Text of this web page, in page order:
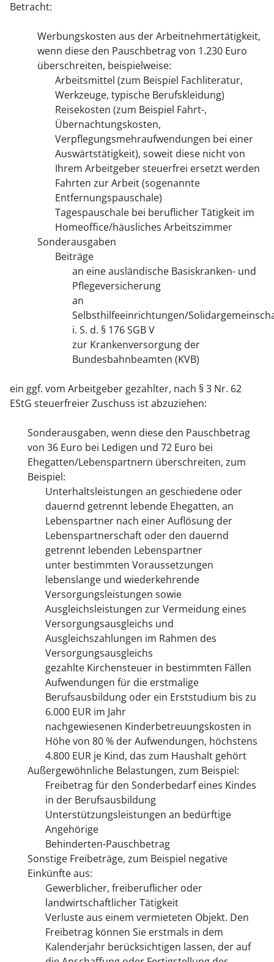
Betracht:
Werbungskosten aus der Arbeitnehmertätigkeit,
wenn diese den Pauschbetrag von 1.230 Euro
überschreiten, beispielweise:
Arbeitsmittel (zum Beispiel Fachliteratur,
Werkzeuge, typische Berufskleidung)
Reisekosten (zum Beispiel Fahrt-,
Übernachtungskosten,
Verpflegungsmehraufwendungen bei einer
Auswärtstätigkeit), soweit diese nicht von
Ihrem Arbeitgeber steuerfrei ersetzt werden
Fahrten zur Arbeit (sogenannte
Entfernungspauschale)
Tagespauschale bei beruflicher Tätigkeit im
Homeoffice/häusliches Arbeitszimmer
Sonderausgaben
Beiträge
an eine ausländische Basiskranken- und
Pflegeversicherung
an
Selbsthilfeeinrichtungen/
i. S. d. § 176 SGB V
zur Krankenversorgung der
Bundesbahnbeamten (KVB)
ein ggf. vom Arbeitgeber gezahlter, nach § 3 Nr. 62
EStG steuerfreier Zuschuss ist abzuziehen:
Sonderausgaben, wenn diese den Pauschbetrag
von 36 Euro bei Ledigen und 72 Euro bei
Ehegatten/Lebenspartnern überschreiten, zum
Beispiel:
Unterhaltsleistungen an geschiedene oder
dauernd getrennt lebende Ehegatten, an
Lebenspartner nach einer Auflösung der
Lebenspartnerschaft oder den dauernd
getrennt lebenden Lebenspartner
unter bestimmten Voraussetzungen
lebenslange und wiederkehrende
Versorgungsleistungen sowie
Ausgleichsleistungen zur Vermeidung eines
Versorgungsausgleichs und
Ausgleichszahlungen im Rahmen des
Versorgungsausgleichs
gezahlte Kirchensteuer in bestimmten Fällen
Aufwendungen für die erstmalige
Berufsausbildung oder ein Erststudium bis zu
6.000 EUR im Jahr
nachgewiesenen Kinderbetreuungskosten in
Höhe von 80 % der Aufwendungen, höchstens
4.800 EUR je Kind, das zum Haushalt gehört
Außergewöhnliche Belastungen, zum Beispiel:
Freibetrag für den Sonderbedarf eines Kindes
in der Berufsausbildung
Unterstützungsleistungen an bedürftige
Angehörige
Behinderten-Pauschbetrag
Sonstige Freibeträge, zum Beispiel negative
Einkünfte aus:
Gewerblicher, freiberuflicher oder
landwirtschaftlicher Tätigkeit
Verluste aus einem vermieteten Objekt. Den
Freibetrag können Sie erstmals in dem
Kalenderjahr berücksichtigen lassen, der auf